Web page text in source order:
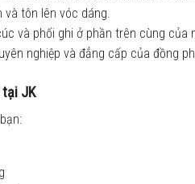
và tôn lên vóc dáng.
và phối ghi ở phần trên cùng của
nghiệp và đẳng cấp của đồng
JK